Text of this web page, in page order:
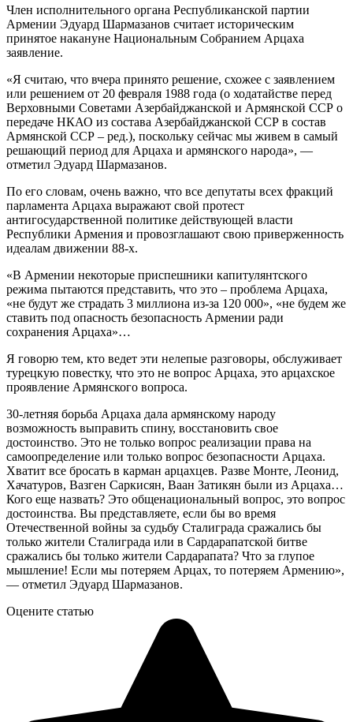
Член исполнительного органа Республиканской партии
Армении Эдуард Шармазанов считает историческим
принятое накануне Национальным Собранием Арцаха
заявление.
«Я считаю, что вчера принято решение, схожее с заявлением
или решением от 20 февраля 1988 года (о ходатайстве перед
Верховными Советами Азербайджанской и Армянской ССР о
передаче НКАО из состава Азербайджанской ССР в состав
Армянской ССР – ред.), поскольку сейчас мы живем в самый
решающий период для Арцаха и армянского народа», —
отметил Эдуард Шармазанов.
По его словам, очень важно, что все депутаты всех фракций
парламента Арцаха выражают свой протест
антигосударственной политике действующей власти
Республики Армения и провозглашают свою приверженность
идеалам движении 88-х.
«В Армении некоторые приспешники капитулянтского
режима пытаются представить, что это – проблема Арцаха,
«не будут же страдать 3 миллиона из-за 120 000», «не будем же
ставить под опасность безопасность Армении ради
сохранения Арцаха»…
Я говорю тем, кто ведет эти нелепые разговоры, обслуживает
турецкую повестку, что это не вопрос Арцаха, это арцахское
проявление Армянского вопроса.
30-летняя борьба Арцаха дала армянскому народу
возможность выправить спину, восстановить свое
достоинство. Это не только вопрос реализации права на
самоопределение или только вопрос безопасности Арцаха.
Хватит все бросать в карман арцахцев. Разве Монте, Леонид,
Хачатуров, Вазген Саркисян, Ваан Затикян были из Арцаха…
Кого еще назвать? Это общенациональный вопрос, это вопрос
достоинства. Вы представляете, если бы во время
Отечественной войны за судьбу Сталиграда сражались бы
только жители Сталиграда или в Сардарапатской битве
сражались бы только жители Сардарапата? Что за глупое
мышление! Если мы потеряем Арцах, то потеряем Армению»,
— отметил Эдуард Шармазанов.
Оцените статью